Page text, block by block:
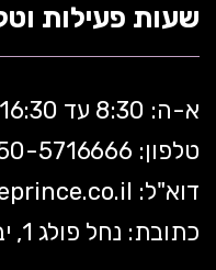
שעות פעילות
א-ה: 8:30 עד 16:30
טלפון: 050-5 716666
דוא"ל:
כתובת: נחל פולג 1, יבנה, ישראל